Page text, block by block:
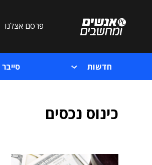
פרסם אצלנו
חדשות סייבר
כינוס נכסים